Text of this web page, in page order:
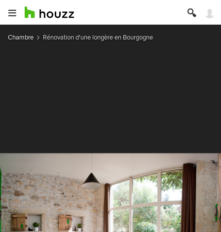
Chambre Rénovation d'une longère en Bourgogne